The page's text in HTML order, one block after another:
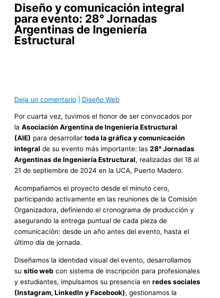
Diseño y comunicación integral
para evento: 28° Jornadas
Argentinas de Ingeniería
Estructural
Deja un comentario Diseño Web
Por cuarta vez, tuvimos el honor de ser convocados por
laAsociación Argentina de Ingeniería Estructural
(AIE) para desarrollartoda la gráfica y comunicación
integral de su evento más importante: las28° Jornadas
Argentinas de Ingeniería Estructural, realizadas del 18 al
21 de septiembre de 2024 en la UCA, Puerto Madero.
Acompañamos el proyecto desde el minuto cero,
participando activamente en las reuniones de la Comisión
Organizadora, definiendo el cronograma de producción y
asegurando la entrega puntual de cada pieza de
comunicación: desde un año antes del evento, hasta el
último día de jornada.
Diseñamos la identidad visual del evento, desarrollamos
susitio web con sistema de inscripción para profesionales
y estudiantes, impulsamos su presencia enredes sociales
(Instagram, LinkedIn y Facebook), gestionamos la